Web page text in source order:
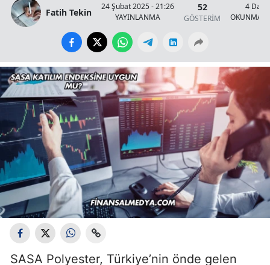
Fatih Tekin
24 Şubat 2025 - 21:26
YAYINLANMA
52
GÖSTERİM
4
OKUNMA
SASA Polyester, Türkiye’nin önde gelen